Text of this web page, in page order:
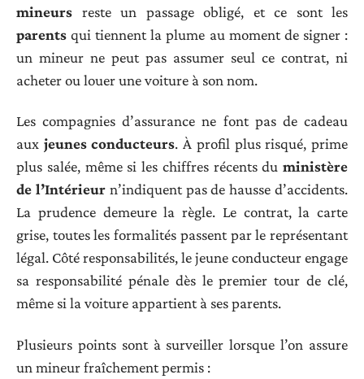
mineurs reste un passage obligé, et ce sont les
parents qui tiennent la plume au moment de signer :
un mineur ne peut pas assumer seul ce contrat, ni
acheter ou louer une voiture à son nom.
Les compagnies d’assurance ne font pas de cadeau
aux jeunes conducteurs. À profil plus risqué, prime
plus salée, même si les chiffres récents du ministère
de l’Intérieurn’indiquent pas de hausse d’accidents.
La prudence demeure la règle. Le contrat, la carte
grise, toutes les formalités passent par le représentant
légal. Côté responsabilités, le jeune conducteur engage
sa responsabilité pénale dès le premier tour de clé,
même si la voiture appartient à ses parents.
Plusieurs points sont à surveiller lorsque l’on assure
un mineur fraîchement permis :